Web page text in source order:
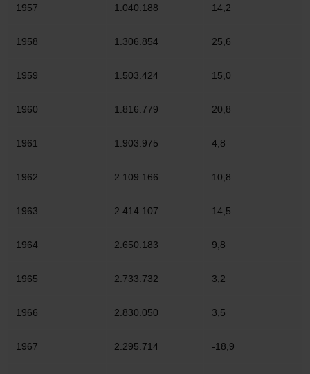
1957 1.040.188 14,2
1958 1.306.854 25,6
1959 1.503.424 15,0
1960 1.816.779 20,8
1961 1.903.975 4,8
1962 2.109.166 10,8
1963 2.414.107 14,5
1964 2.650.183 9,8
1965 2.733.732 3,2
1966 2.830.050 3,5
1967 2.295.714 -18,9